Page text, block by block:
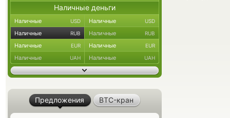
Наличные деньги
Наличные USD Наличные USD
Наличные RUB Наличные RUB
Наличные EUR Наличные EUR
Наличные UAH Наличные UAH
Предложения BTC-кран